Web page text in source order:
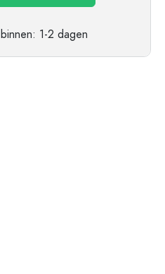
binnen: 1-2 dagen